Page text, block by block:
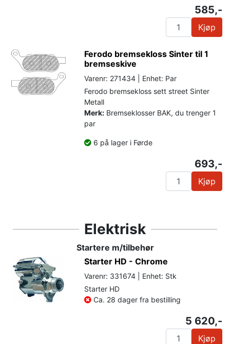
585,-
Kjøp
Ferodo bremsekloss Sinter til 1
bremseskive
Varenr: 271434 | Enhet: Par
Ferodo bremsekloss sett street Sinter
Metall
Merk: Bremseklosser BAK, du trenger 1
par
6 på lager i Førde
693,-
Kjøp
Elektrisk
Startere m/tilbehør
Starter HD - Chrome
Varenr: 331674 | Enhet: Stk
Starter HD
Ca. 28 dager fra bestilling
5 620,-
Kjøp